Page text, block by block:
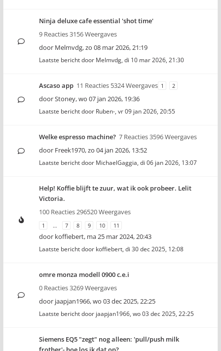
Ninja deluxe cafe essential 'shot time'
9 Reacties 3156 Weergaves
door Melmvdg,zo 08 mar 2026, 21:19
Laatste bericht door Melmvdg, di 10 mar 2026, 21:30
Ascaso app 11 Reacties 5324 Weergaves 1 2
doorStoney,wo 07 jan 2026, 19:36
Laatste bericht door Ruben-, vr 09 jan 2026, 20:55
Welke espresso machine? 7 Reacties 3596 Weergaves
door Freek1970,zo 04 jan 2026, 13:52
Laatste bericht door MichaelGaggia, di 06 jan 2026, 13:07
Help! Koffie blijft te zuur, wat ik ook probeer. Lelit
Victoria.
100 Reacties 296520 Weergaves
1 … 7 8 9 10 11
door koffiebert, ma 25 mar 2024, 20:43
Laatste bericht door koffiebert, di 30 dec 2025, 12:08
omre monza modell 0900 c.e.i
0 Reacties 3269 Weergaves
door jaapjan1966,wo 03 dec 2025, 22:25
Laatste bericht door jaapjan1966, wo 03 dec 2025, 22:25
Siemens EQ5 "zegt" nog alleen: 'pull/push milk